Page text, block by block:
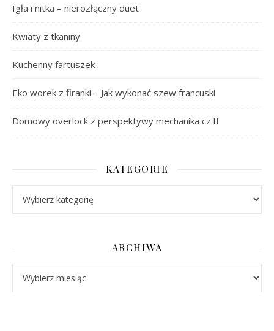
Igła i nitka – nierozłączny duet
Kwiaty z tkaniny
Kuchenny fartuszek
Eko worek z firanki – Jak wykonać szew francuski
Domowy overlock z perspektywy mechanika cz.II
KATEGORIE
ARCHIWA